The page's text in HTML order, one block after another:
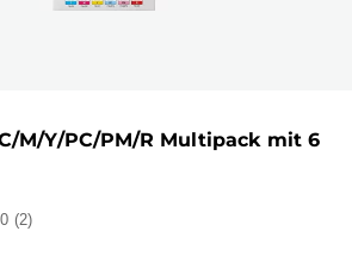
M/Y/PC/PM/R Multipack mit 6
(2)